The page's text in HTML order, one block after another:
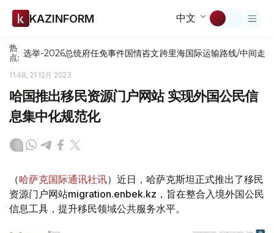
KAZINFORM 中文
热
点: 选举-2026总统府任免事件国情咨文跨里海国际运输路线/中间走廊
11:48, 21 12月 2023
哈国推出移民资源门户网站 实现外国公民信
息集中化规范化
（哈萨克国际通讯社讯）近日，哈萨克斯坦正式推出了移民
资源门户网站migration.enbek.kz，旨在整合入境外国公民
信息工具，提升移民领域公共服务水平。